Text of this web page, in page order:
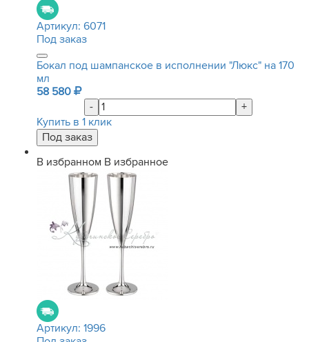
Артикул: 6071
Под заказ
Бокал под шампанское в исполнении "Люкс" на 170
мл
58 580
-
+
Купить в 1 клик
В избранном В избранное
Артикул: 1996